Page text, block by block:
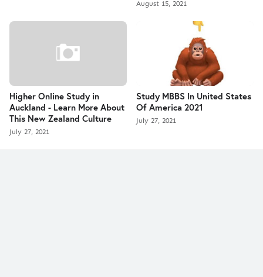
August 15, 2021
Higher Online Study in
Auckland - Learn More About
This New Zealand Culture
July 27, 2021
Study MBBS In United States
Of America 2021
July 27, 2021